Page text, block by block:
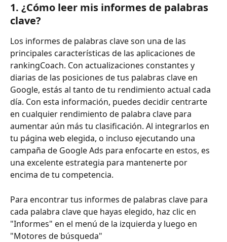
1. ¿Cómo leer mis informes de palabras
clave?
Los informes de palabras clave son una de las
principales características de las aplicaciones de
rankingCoach. Con actualizaciones constantes y
diarias de las posiciones de tus palabras clave en
Google, estás al tanto de tu rendimiento actual cada
día. Con esta información, puedes decidir centrarte
en cualquier rendimiento de palabra clave para
aumentar aún más tu clasificación. Al integrarlos en
tu página web elegida, o incluso ejecutando una
campaña de Google Ads para enfocarte en estos, es
una excelente estrategia para mantenerte por
encima de tu competencia.
Para encontrar tus informes de palabras clave para
cada palabra clave que hayas elegido, haz clic en
"Informes" en el menú de la izquierda y luego en
"Motores de búsqueda"